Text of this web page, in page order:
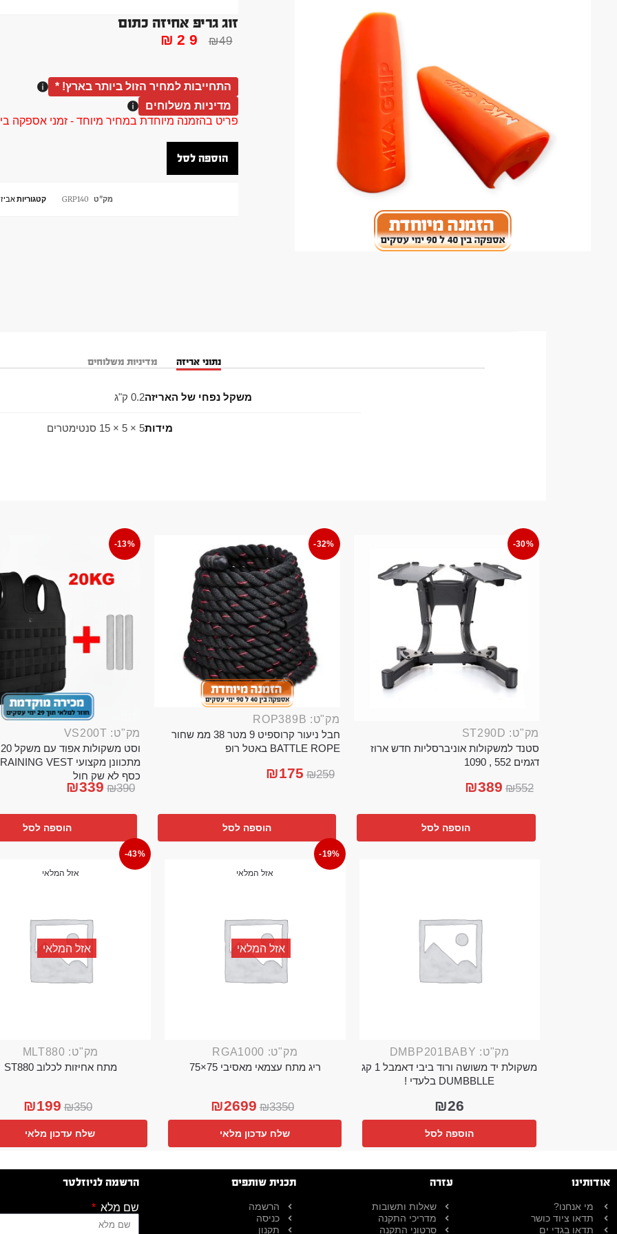
זוג גריפ אחיזה כתום
₪49
₪29
התחייבות למחיר הזול ביותר בארץ! *
מדיניות משלוחים
פריט בהזמנה מיוחדת במחיר מיוחד - זמני אספקה בין 40 ל 90 ימי עסקים צור קשר
הוספה לסל
מק"ט GRP140 קטגוריות
נתוני אריזה מדיניות משלוחים
משקל נפחי של האריזה0.2 ק"ג
מידות5 × 5 × 15 סנטימטרים
-30%
מק"ט: ST290D
סטנד למשקולות אוניברסליות חדש ארוז
דגמים 552 , 1090
₪552
₪389
הוספה לסל
-32%
מק"ט: ROP389B
חבל ניעור קרוספיט 9 מטר 38 ממ שחור
BATTLE ROPE באטל רופ
₪259
₪175
הוספה לסל
-13%
מק"ט: VS200T
כסף לא שק חול
₪390
₪339
הוספה לסל
מק"ט: DMBP201BABY
משקולת יד משושה ורוד ביבי דאמבל 1 קג
DUMBBLLE בלעדי !
₪26
הוספה לסל
-19%
אזל המלאי
אזל המלאי
מק"ט: RGA1000
ריג מתח עצמאי מאסיבי 75×75
₪3350
₪2699
שלח עדכון מלאי
-43%
אזל המלאי
אזל המלאי
מק"ט: MLT880
מתח אחיזות לכלוב ST880
₪350
₪199
שלח עדכון מלאי
אודותינו
מי אנחנו?
תדאו ציוד כושר
תדאו בגדי ים
עזרה
שאלות ותשובות
מדריכי התקנה
סרטוני התקנה
תכנית שותפים
הרשמה
כניסה
תקנון
הרשמה לניוזלטר
שם מלא